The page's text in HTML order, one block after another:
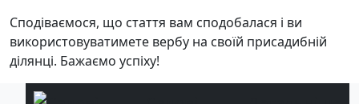
Сподіваємося, що стаття вам сподобалася і ви
використовуватимете вербу на своїй присадибній
ділянці. Бажаємо успіху!